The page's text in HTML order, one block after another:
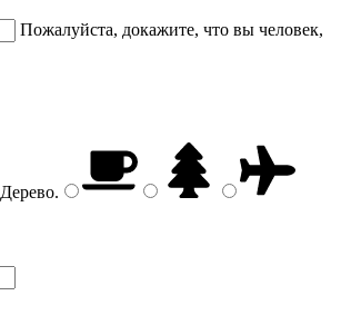
Пожалуйста, докажите, что вы человек,
Дерево.